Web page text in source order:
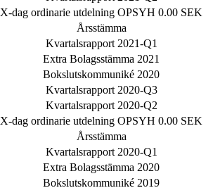
X-dag ordinarie utdelning OPSYH 0.00 SEK
Årsstämma
Kvartalsrapport 2021-Q1
Extra Bolagsstämma 2021
Bokslutskommuniké 2020
Kvartalsrapport 2020-Q3
Kvartalsrapport 2020-Q2
X-dag ordinarie utdelning OPSYH 0.00 SEK
Årsstämma
Kvartalsrapport 2020-Q1
Extra Bolagsstämma 2020
Bokslutskommuniké 2019